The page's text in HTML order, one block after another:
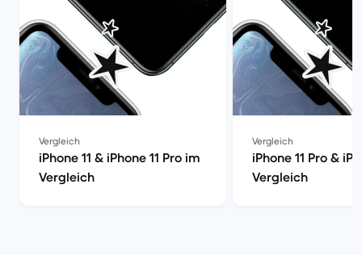
Vergleich
iPhone 11 & iPhone 11 Pro im
Vergleich
Vergleich
iPhone 11 Pro &
Vergleich